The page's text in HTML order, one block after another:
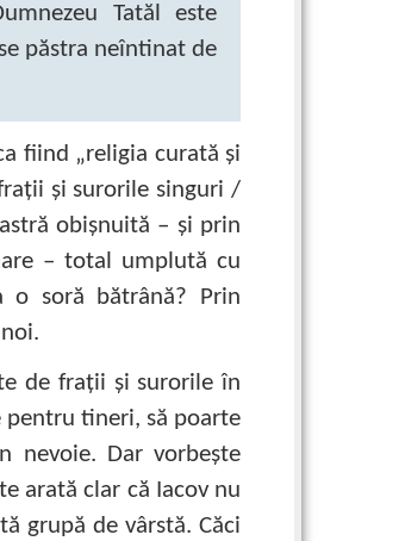
Tatăl este
păstra neîntinat de
fiind „religia curată şi
şi surorile singuri /
obişnuită – şi prin
– total umplută cu
soră bătrână? Prin
de fraţii şi surorile în
pentru tineri, să poarte
Dar vorbeşte
arată clar că Iacov nu
grupă de vârstă. Căci